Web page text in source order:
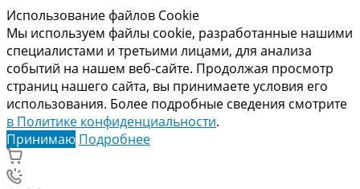
Использование файлов Cookie
Мы используем файлы cookie, разработанные нашими
специалистами и третьими лицами, для анализа
событий на нашем веб-сайте. Продолжая просмотр
страниц нашего сайта, вы принимаете условия его
использования. Более подробные сведения смотрите
в Политике конфиденциальности.
Принимаю Подробнее